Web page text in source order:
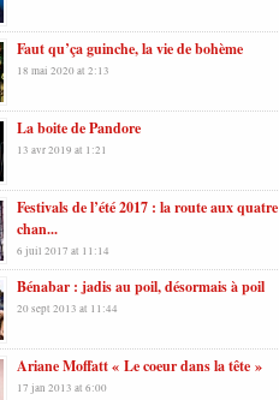
Faut qu’ça guinche, la vie de bohème
18 mai 2020 at 2:13
La boite de Pandore
13 avr 2019 at 1:21
Festivals de l’été 2017 : la route aux quatre
chan...
6 juil 2017 at 11:14
Bénabar : jadis au poil, désormais à poil
20 sept 2013 at 11:44
Ariane Moffatt « Le coeur dans la tête »
17 jan 2013 at 6:00